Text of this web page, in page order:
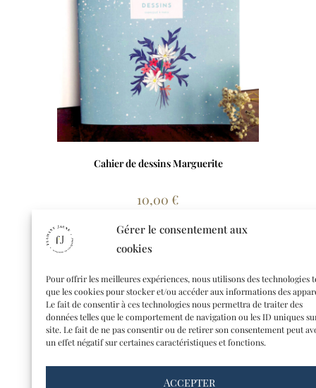
Gérer le consentement aux
cookies
Pour offrir les meilleures expériences, nous utilisons des technologies
que les cookies pour stocker et/ou accéder aux informations des
Le fait de consentir à ces technologies nous permettra de traiter des
données telles que le comportement de navigation ou les ID uniques
site. Le fait de ne pas consentir ou de retirer son consentement peut
un effet négatif sur certaines caractéristiques et fonctions.
Accepter
Cahier de dessins Marguerite
10,00 €
Lire la suite
CONTACT